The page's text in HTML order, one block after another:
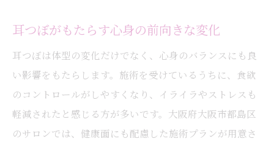
耳つぼがもたらす心身の前向きな変化
耳つぼは体型の変化だけでなく、心身のバランスにも良
い影響をもたらします。施術を受けているうちに、食欲
のコントロールがしやすくなり、イライラやストレスも
軽減されたと感じる方が多いです。大阪府大阪市都島区
のサロンでは、健康面にも配慮した施術プランが用意さ